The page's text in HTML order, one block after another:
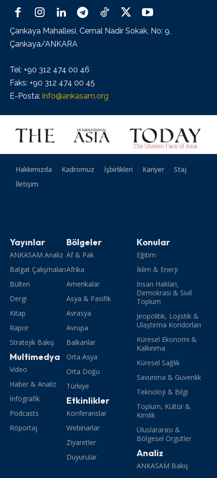
Çankaya Mahallesi, Cemal Nadir Sokak, No: 9,
Çankaya/ANKARA
Tel: +90 312 474 00 46
Faks: +90 312 474 00 45
E-Posta: info@ankasam.org
Hakkımızda Kadromuz İşbirlikleri Kariyer
Staj
İletişim
Yayınlar
ANKASAM Analiz
Balgat Çalışmaları
Bülten
Dergi
Kitap
Rapor
Stratejik Bakış
Multimedya
Video
Haber & Analiz
İnfografik
Podcasts
Röportaj
Bölgeler
Af & Pak
Afrika
Amerikalar
Asya & Pasifik
Avrasya
Avrupa
Balkanlar
Orta Asya
Orta Doğu
Türkiye
Etkinlikler
Konferanslar
Webinarlar
Ziyaretler
Duyurular
Konular
Eğitim
İklim & Enerji
İnsan Hakları,
Demokrasi & Sivil
Toplum
Jeopolitik, Lojistik &
Ulaştırma Koridorları
Küresel Ekonomi &
Kalkınma
Küresel Sağlık
Savunma & Güvenlik
Teknoloji & Bilgi
Toplum, Kültür &
Kimlik
Uluslararası &
Bölgesel Örgütler
Analiz
ANKASAM Bakış